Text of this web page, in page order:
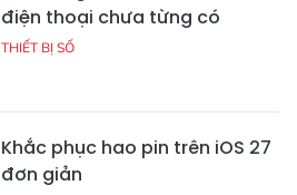
điện thoại chưa từng có
THIẾT BỊ SỐ
Khắc phục hao pin trên iOS 27
đơn giản